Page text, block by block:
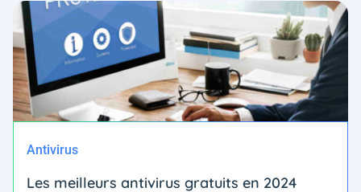
Antivirus
Les meilleurs antivirus gratuits en 2024